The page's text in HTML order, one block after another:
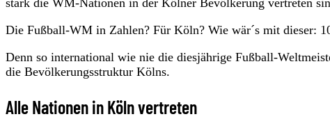
stark die WM-Nationen in der Kölner Bevölkerung vertreten
Die Fußball-WM in Zahlen? Für Köln? Wie wär´s mit dieser:
Denn so international wie nie die diesjährige Fußball-
die Bevölkerungsstruktur Kölns.
Alle Nationen in Köln vertreten